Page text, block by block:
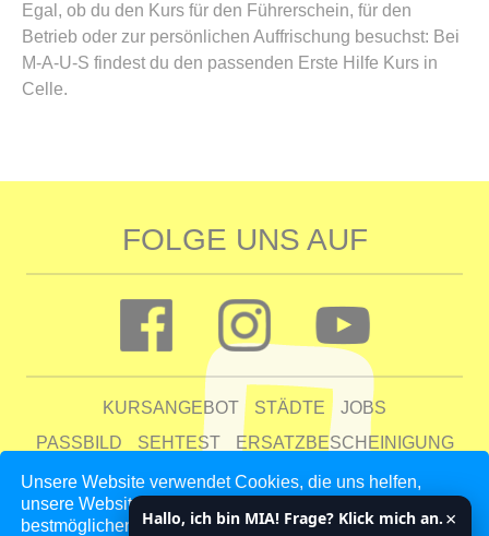
Unsere Website verwendet Cookies, die uns helfen,
unsere Website zu verbessern und unseren Kunden den
bestmöglichen Service zu bieten. Indem du auf 'Auswahl
Egal, ob du den Kurs für den Führerschein, für den
Betrieb oder zur persönlichen Auffrischung besuchst: Bei
M-A-U-S findest du den passenden Erste Hilfe Kurs in
Celle.
FOLGE UNS AUF
KURSANGEBOT STÄDTE
JOBS
PASSBILD
SEHTEST
ERSATZBESCHEINIGUNG
UNTERNEHMEN
DATENSCHUTZ
IMPRESSUM
Hallo, ich bin MIA! Frage? Klick mich an. ×